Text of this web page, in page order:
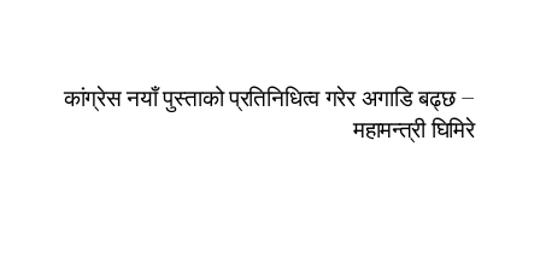
कांग्रेस नयाँ पुस्ताको प्रतिनिधित्व गरेर अगाडि बढ्छ –
महामन्त्री घिमिरे